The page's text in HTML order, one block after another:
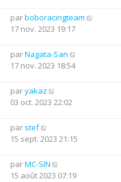
parboboracingteam
17 nov. 2023 19:17
parNagata-San
17 nov. 2023 18:54
paryakaz
03 oct. 2023 22:02
par stef
15 sept. 2023 21:15
parMC-SIN
15 août 2023 07:19